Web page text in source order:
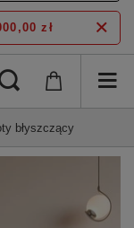
zł
błyszczący